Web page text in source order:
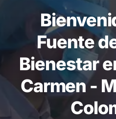
Fuente
Bienestar
Carmen -